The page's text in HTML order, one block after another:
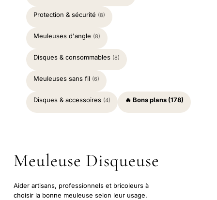
Protection & sécurité (8)
Meuleuses d'angle (8)
Disques & consommables (8)
Meuleuses sans fil (6)
Disques & accessoires (4) 🔥 Bons plans (178)
Meuleuse Disqueuse
Aider artisans, professionnels et bricoleurs à
choisir la bonne meuleuse selon leur usage.